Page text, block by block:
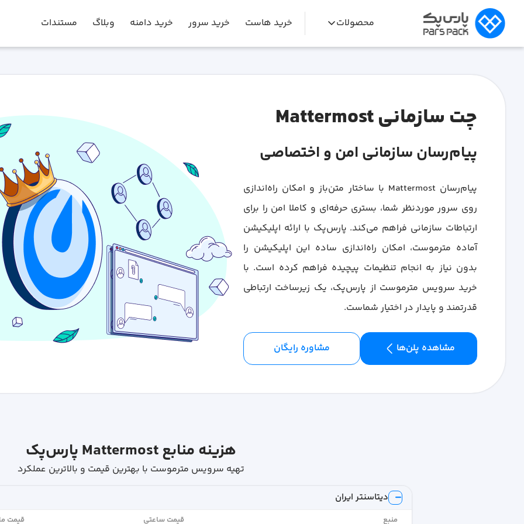
محصولات خرید هاست خرید سرور خرید دامنه وبلاگ مستندات
چت سازمانی Mattermost
پیام‌رسان سازمانی امن و اختصاصی
پیام‌رسان Mattermost با ساختار متن‌باز و امکان راه‌اندازی
روی سرور موردنظر شما، بستری حرفه‌ای و کاملا امن را برای
ارتباطات سازمانی فراهم می‌کند. پارس‌پک با ارائه اپلیکیشن
آماده مترموست، امکان راه‌اندازی ساده این اپلیکیشن را
بدون نیاز به انجام تنظیمات پیچیده فراهم کرده است. با
خرید سرویس مترموست از پارس‌پک، یک زیرساخت ارتباطی
قدرتمند و پایدار در اختیار شماست.
مشاهده پلن‌ها مشاوره رایگان
هزینه منابع Mattermost پارس‌پک
تهیه سرویس مترموست با بهترین قیمت و بالاترین عملکرد
دیتاسنتر ایران
منبع قیمت ساعتی قیمت